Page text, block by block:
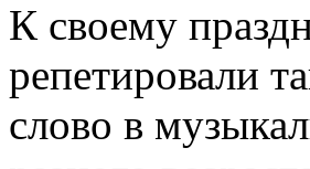
К своему
репетировали
слово в